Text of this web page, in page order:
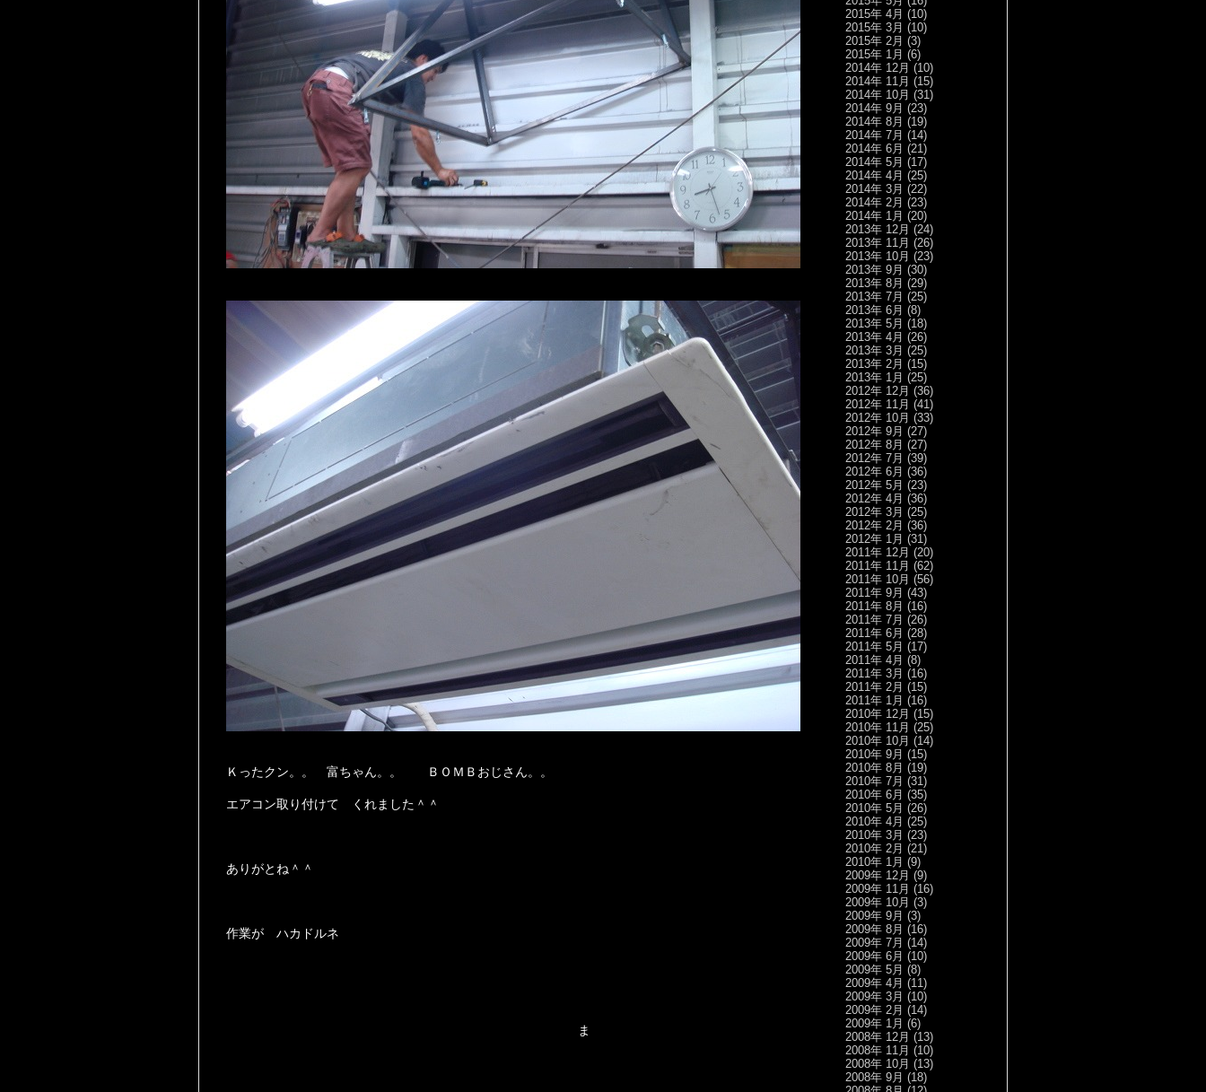
Ｋったクン。。 富ちゃん。。 ＢＯＭＢおじさん。。
エアコン取り付けて くれました＾＾
ありがとね＾＾
作業が ハカドルネ
ま
2015年 4月 (10)
2015年 3月 (10)
2015年 2月 (3)
2015年 1月 (6)
2014年 12月 (10)
2014年 11月 (15)
2014年 10月 (31)
2014年 9月 (23)
2014年 8月 (19)
2014年 7月 (14)
2014年 6月 (21)
2014年 5月 (17)
2014年 4月 (25)
2014年 3月 (22)
2014年 2月 (23)
2014年 1月 (20)
2013年 12月 (24)
2013年 11月 (26)
2013年 10月 (23)
2013年 9月 (30)
2013年 8月 (29)
2013年 7月 (25)
2013年 6月 (8)
2013年 5月 (18)
2013年 4月 (26)
2013年 3月 (25)
2013年 2月 (15)
2013年 1月 (25)
2012年 12月 (36)
2012年 11月 (41)
2012年 10月 (33)
2012年 9月 (27)
2012年 8月 (27)
2012年 7月 (39)
2012年 6月 (36)
2012年 5月 (23)
2012年 4月 (36)
2012年 3月 (25)
2012年 2月 (36)
2012年 1月 (31)
2011年 12月 (20)
2011年 11月 (62)
2011年 10月 (56)
2011年 9月 (43)
2011年 8月 (16)
2011年 7月 (26)
2011年 6月 (28)
2011年 5月 (17)
2011年 4月 (8)
2011年 3月 (16)
2011年 2月 (15)
2011年 1月 (16)
2010年 12月 (15)
2010年 11月 (25)
2010年 10月 (14)
2010年 9月 (15)
2010年 8月 (19)
2010年 7月 (31)
2010年 6月 (35)
2010年 5月 (26)
2010年 4月 (25)
2010年 3月 (23)
2010年 2月 (21)
2010年 1月 (9)
2009年 12月 (9)
2009年 11月 (16)
2009年 10月 (3)
2009年 9月 (3)
2009年 8月 (16)
2009年 7月 (14)
2009年 6月 (10)
2009年 5月 (8)
2009年 4月 (11)
2009年 3月 (10)
2009年 2月 (14)
2009年 1月 (6)
2008年 12月 (13)
2008年 11月 (10)
2008年 10月 (13)
2008年 9月 (18)